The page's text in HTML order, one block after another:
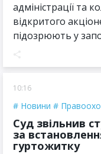
адміністрації та
відкритого
підозрюють у
10:16
Новини
Суд звільнив
за
гуртожитку